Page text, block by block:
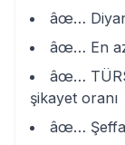
âœ…
âœ… En az
âœ…
şikayet oranı
âœ… Şeffaf